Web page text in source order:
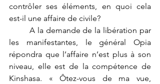
contrôler ses éléments, en quoi cela
est-il une affaire de civile?
les manifestantes, le général Opia
répondra que l’affaire n’est plus à son
niveau, elle est de la compétence de
Kinshasa. « Ôtez-vous de ma vue,